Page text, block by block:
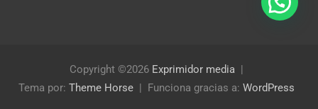
Copyright ©2026 Exprimidor media
Tema por: Theme Horse Funciona gracias a: WordPress